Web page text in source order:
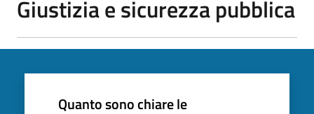
Giustizia e sicurezza pubblica
Quanto sono chiare le